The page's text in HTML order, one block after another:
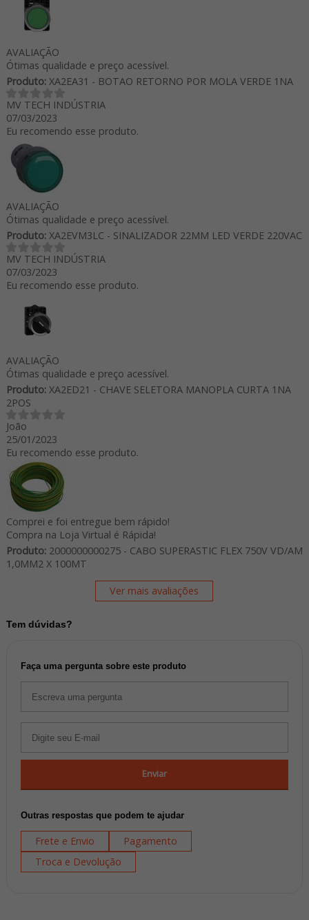
AVALIAÇÃO
Ótimas qualidade e preço acessível.
Produto:XA2EA31 - BOTAO RETORNO POR MOLA VERDE 1NA
MV TECH INDÚSTRIA
07/03/2023
Eu recomendo esse produto.
AVALIAÇÃO
Ótimas qualidade e preço acessível.
Produto:XA2EVM3LC - SINALIZADOR 22MM LED VERDE 220VAC
MV TECH INDÚSTRIA
07/03/2023
Eu recomendo esse produto.
AVALIAÇÃO
Ótimas qualidade e preço acessível.
Produto:XA2ED21 - CHAVE SELETORA MANOPLA CURTA 1NA
2POS
João
25/01/2023
Eu recomendo esse produto.
Comprei e foi entregue bem rápido!
Compra na Loja Virtual é Rápida!
Produto:2000000000275 - CABO SUPERASTIC FLEX 750V VD/AM
1,0MM2 X 100MT
Ver mais avaliações
Tem dúvidas?
Faça uma pergunta sobre este produto
Enviar
Outras respostas que podem te ajudar
Frete e Envio
Pagamento
Troca e Devolução